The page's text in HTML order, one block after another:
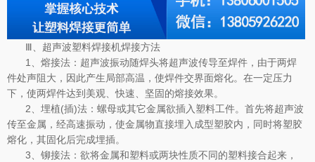
Ⅲ、超声波塑料焊接机焊接方法
1、熔接法：超声波振动随焊头将超声波传导至焊件，由于两焊
件处声阻大，因此产生局部高温，使焊件交界面熔化。在一定压力
下，使两焊件达到美观、快速、坚固的熔接效果。
2、埋植(插)法：螺母或其它金属欲插入塑料工件。首先将超声波
传至金属，经高速振动，使金属物直接埋入成型塑胶内，同时将塑胶
熔化，其固化后完成埋插。
3、铆接法：欲将金属和塑料或两块性质不同的塑料接合起来，